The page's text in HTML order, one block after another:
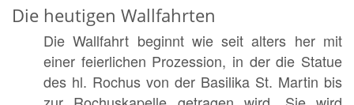
Die heutigen Wallfahrten
Die Wallfahrt beginnt wie seit alters her mit
einer feierlichen Prozession, in der die Statue
des hl. Rochus von der Basilika St. Martin bis